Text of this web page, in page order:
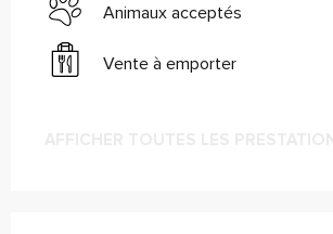
Animaux acceptés
Vente à emporter